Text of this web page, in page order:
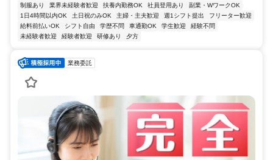
制服あり 業界未経験者歓迎 扶養内勤務OK 社員登用あり
副業・WワークOK
1日4時間以内OK
土日祝のみOK 主婦・主夫歓迎 週1シフト提出
フリーター歓迎
給料前払いOK
シフト自由 学歴不問 車通勤OK 学生歓迎
経験不問
未経験者歓迎
経験者歓迎 研修あり 夕方
業務委託